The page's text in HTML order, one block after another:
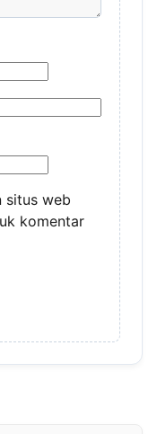
situs web
komentar